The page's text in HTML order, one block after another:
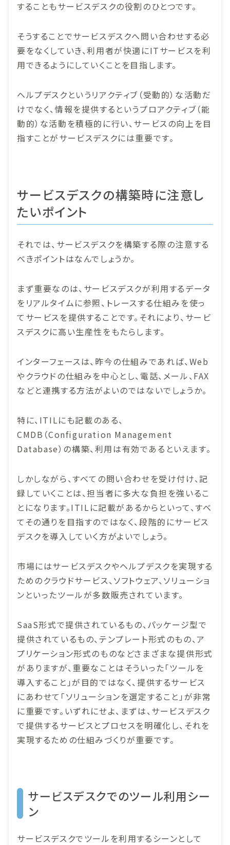
することもサービスデスクの役割のひとつです。
そうすることでサービスデスクへ問い合わせする必
要をなくしていき、利用者が快適にITサービスを利
用できるようにしていくことを目指します。
ヘルプデスクというリアクティブ（受動的）な活動だ
けでなく、情報を提供するというプロアクティブ（能
動的）な活動を積極的に行い、サービスの向上を目
指すことがサービスデスクには重要です。
サービスデスクの構築時に注意し
たいポイント
それでは、サービスデスクを構築する際の注意する
べきポイントはなんでしょうか。
まず重要なのは、サービスデスクが利用するデータ
をリアルタイムに参照、トレースする仕組みを使っ
てサービスを提供することです。それにより、サービ
スデスクに高い生産性をもたらします。
インターフェースは、昨今の仕組みであれば、Web
やクラウドの仕組みを中心とし、電話、メール、FAX
などと連携する方法がよいのではないでしょうか。
特に、ITILにも記載のある、
CMDB（Configuration Management
Database）の構築、利用は有効であるといえます。
しかしながら、すべての問い合わせを受け付け、記
録していくことは、担当者に多大な負担を強いるこ
とになります。ITILに記載があるからといって、すべ
てその通りを目指すのではなく、段階的にサービス
デスクを導入していく方がよいでしょう。
市場にはサービスデスクやヘルプデスクを実現する
ためのクラウドサービス、ソフトウェア、ソリューショ
ンといったツールが多数販売されています。
SaaS形式で提供されているもの、パッケージ型で
提供されているもの、テンプレート形式のもの、ア
プリケーション形式のものなどさまざまな提供形式
がありますが、重要なことはそういった「ツールを
導入すること」が目的ではなく、提供するサービス
にあわせて「ソリューションを選定すること」が非常
に重要です。いずれにせよ、まずは、サービスデスク
で提供するサービスとプロセスを明確化し、それを
実現するための仕組みづくりが重要です。
サービスデスクでのツール利用シー
ン
サービスデスクでツールを利用するシーンとして